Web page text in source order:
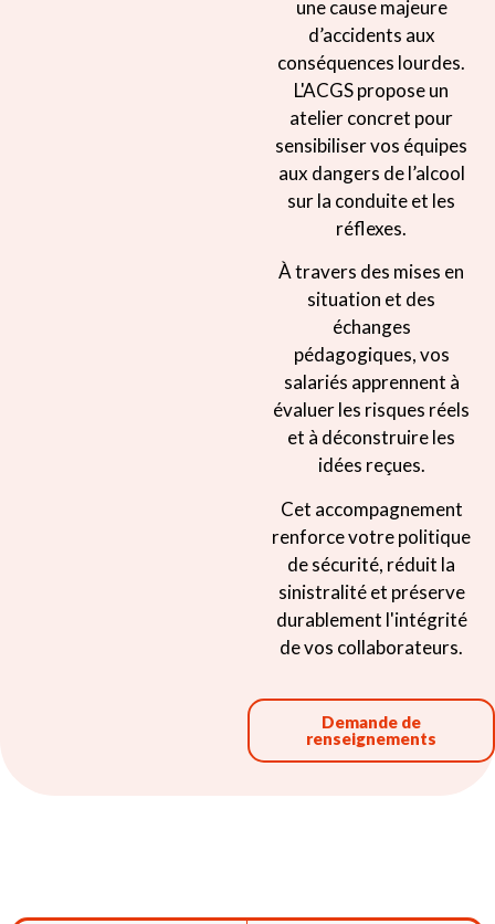
une cause majeure
d’accidents aux
conséquences lourdes.
L'ACGS propose un
atelier concret pour
sensibiliser vos équipes
aux dangers de l’alcool
sur la conduite et les
réflexes.
À travers des mises en
situation et des
échanges
pédagogiques, vos
salariés apprennent à
évaluer les risques réels
et à déconstruire les
idées reçues.
Cet accompagnement
renforce votre politique
de sécurité, réduit la
sinistralité et préserve
durablement l'intégrité
de vos collaborateurs.
Demande de
renseignements